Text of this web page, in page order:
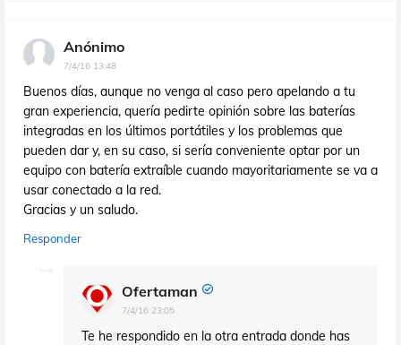
Anónimo
7/4/16 13:48
Buenos días, aunque no venga al caso pero apelando a tu
gran experiencia, quería pedirte opinión sobre las baterías
integradas en los últimos portátiles y los problemas que
pueden dar y, en su caso, si sería conveniente optar por un
equipo con batería extraíble cuando mayoritariamente se va a
usar conectado a la red.
Gracias y un saludo.
Responder
Ofertaman
7/4/16 23:05
Te he respondido en la otra entrada donde has